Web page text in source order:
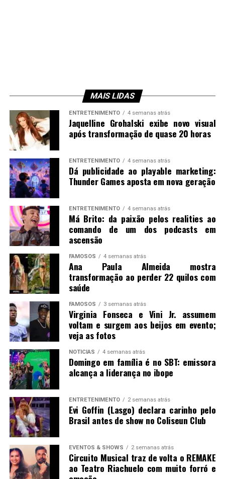
MAIS LIDAS
ENTRETENIMENTO 4 semanas atrás
Jaquelline Grohalski exibe novo visual
após transformação de quase 20 horas
ENTRETENIMENTO 4 semanas atrás
Dá publicidade ao playable marketing:
Thunder Games aposta em nova geração
ENTRETENIMENTO 4 semanas atrás
Má Brito: da paixão pelos realities ao
comando de um dos podcasts em
ascensão
FAMOSOS 4 semanas atrás
Ana Paula Almeida mostra
transformação ao perder 22 quilos com
saúde
FAMOSOS 3 semanas atrás
Virginia Fonseca e Vini Jr. assumem
voltam e surgem aos beijos em evento;
veja as fotos
NOTICIAS 4 semanas atrás
Domingo em família é no SBT: emissora
alcança a liderança no ibope
ENTRETENIMENTO 2 semanas atrás
Evi Goffin (Lasgo) declara carinho pelo
Brasil antes de show no Coliseun Club
EVENTOS & SHOWS 2 semanas atrás
Circuito Musical traz de volta o REMAKE
ao Teatro Riachuelo com muito forró e